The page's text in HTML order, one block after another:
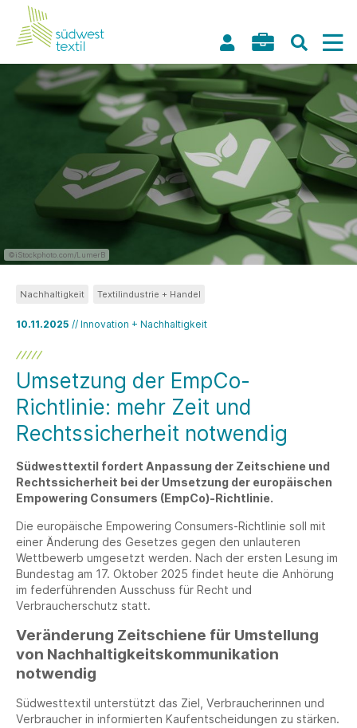
©iStockphoto.com/LumerB
10.11.2025 // Innovation + Nachhaltigkeit
Nachhaltigkeit Textilindustrie + Handel
Umsetzung der EmpCo-
Richtlinie: mehr Zeit und
Rechtssicherheit notwendig
Südwesttextil fordert Anpassung der Zeitschiene und
Rechtssicherheit bei der Umsetzung der europäischen
Empowering Consumers (EmpCo)-Richtlinie.
Die europäische Empowering Consumers-Richtlinie soll mit
einer Änderung des Gesetzes gegen den unlauteren
Wettbewerb umgesetzt werden. Nach der ersten Lesung im
Bundestag am 17. Oktober 2025 findet heute die Anhörung
im federführenden Ausschuss für Recht und
Verbraucherschutz statt.
Veränderung Zeitschiene für Umstellung
von Nachhaltigkeitskommunikation
notwendig
Südwesttextil unterstützt das Ziel, Verbraucherinnen und
Verbraucher in informierten Kaufentscheidungen zu stärken.